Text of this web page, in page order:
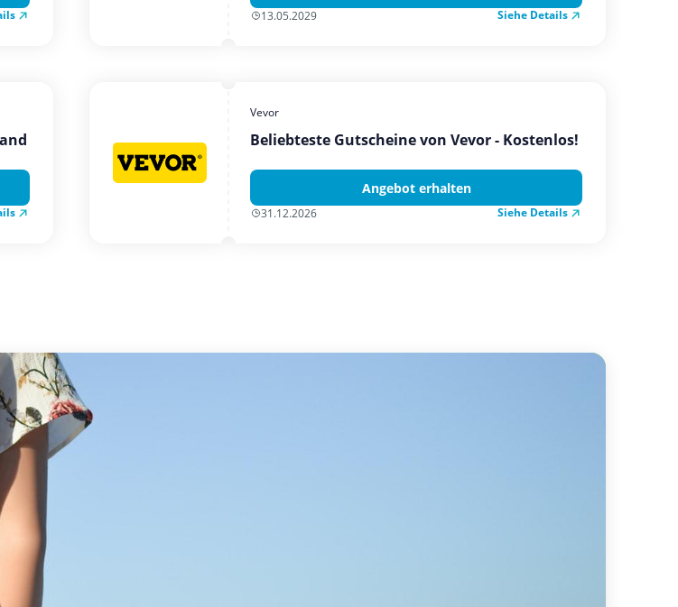
13.05.2029 Siehe Details
Vevor
Beliebteste Gutscheine von Vevor - Kostenlos!
Angebot erhalten
31.12.2026 Siehe Details